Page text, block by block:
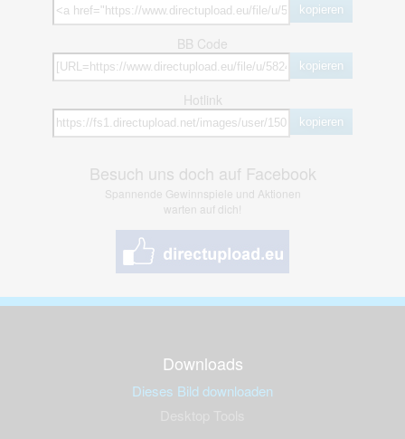
kopieren
BB Code
kopieren
Hotlink
kopieren
Besuch uns doch auf Facebook
Spannende Gewinnspiele und Aktionen
warten auf dich!
Downloads
Dieses Bild downloaden